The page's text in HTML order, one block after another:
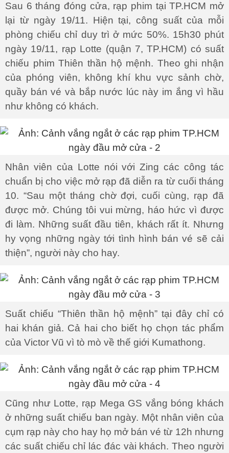
Sau 6 tháng đóng cửa, rạp phim tại TP.HCM mở
lại từ ngày 19/11. Hiện tại, công suất của mỗi
phòng chiếu chỉ duy trì ở mức 50%. 15h30 phút
ngày 19/11, rạp Lotte (quận 7, TP.HCM) có suất
chiếu phim Thiên thần hộ mệnh. Theo ghi nhận
của phóng viên, không khí khu vực sảnh chờ,
quầy bán vé và bắp nước lúc này im ắng vì hầu
như không có khách.
Nhân viên của Lotte nói với Zing các công tác
chuẩn bị cho việc mở rạp đã diễn ra từ cuối tháng
10. “Sau một tháng chờ đợi, cuối cùng, rạp đã
được mở. Chúng tôi vui mừng, háo hức vì được
đi làm. Những suất đầu tiên, khách rất ít. Nhưng
hy vọng những ngày tới tình hình bán vé sẽ cải
thiện”, người này cho hay.
Suất chiếu “Thiên thần hộ mệnh” tại đây chỉ có
hai khán giả. Cả hai cho biết họ chọn tác phẩm
của Victor Vũ vì tò mò về thế giới Kumathong.
Cũng như Lotte, rạp Mega GS vắng bóng khách
ở những suất chiếu ban ngày. Một nhân viên của
cụm rạp này cho hay họ mở bán vé từ 12h nhưng
các suất chiếu chỉ lác đác vài khách. Theo người